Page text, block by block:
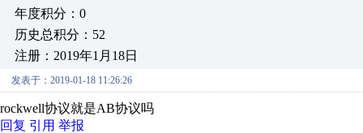
年度积分：0
历史总积分：52
注册：2019年1月18日
发表于：2019-01-18 11:26:26
rockwell协议就是AB协议吗
回复 引用 举报